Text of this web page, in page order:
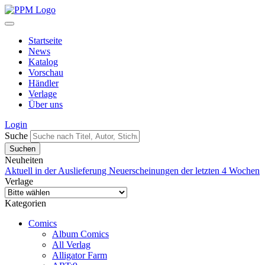
Startseite
News
Katalog
Vorschau
Händler
Verlage
Über uns
Login
Suche
Neuheiten
Aktuell in der Auslieferung Neuerscheinungen der letzten 4 Wochen
Verlage
Kategorien
Comics
Album Comics
All Verlag
Alligator Farm